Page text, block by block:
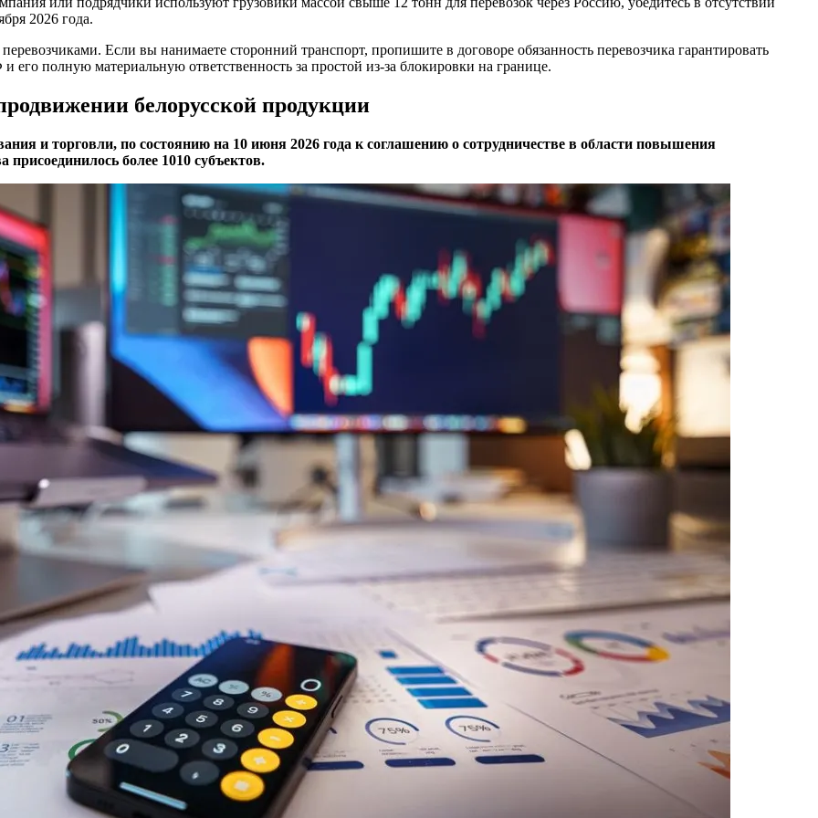
2026 года.
Если вы нанимаете сторонний транспорт, пропишите в договоре обязанность перевозчика гарантировать
его полную материальную ответственность за простой из-за блокировки на границе.
белорусской продукции
и торговли, по состоянию на 10 июня 2026 года к соглашению о сотрудничестве в области повышения
присоединилось более 1010 субъектов.